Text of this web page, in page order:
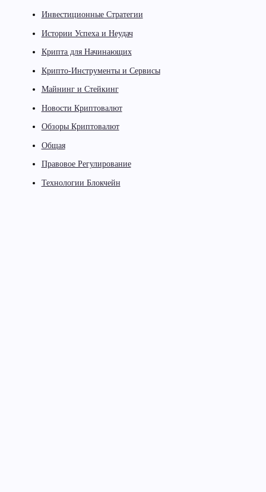
Инвестиционные Стратегии
Истории Успеха и Неудач
Крипта для Начинающих
Крипто-Инструменты и Сервисы
Майнинг и Стейкинг
Новости Криптовалют
Обзоры Криптовалют
Общая
Правовое Регулирование
Технологии Блокчейн